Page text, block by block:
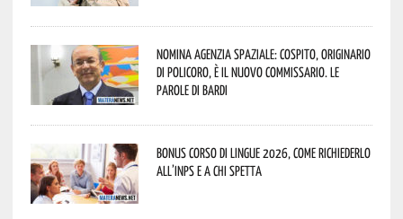
Nomina Agenzia Spaziale: Cospito, originario
di Policoro, è il nuovo commissario. Le
parole di Bardi
Bonus corso di lingue 2026, come richiederlo
all’INPS e a chi spetta